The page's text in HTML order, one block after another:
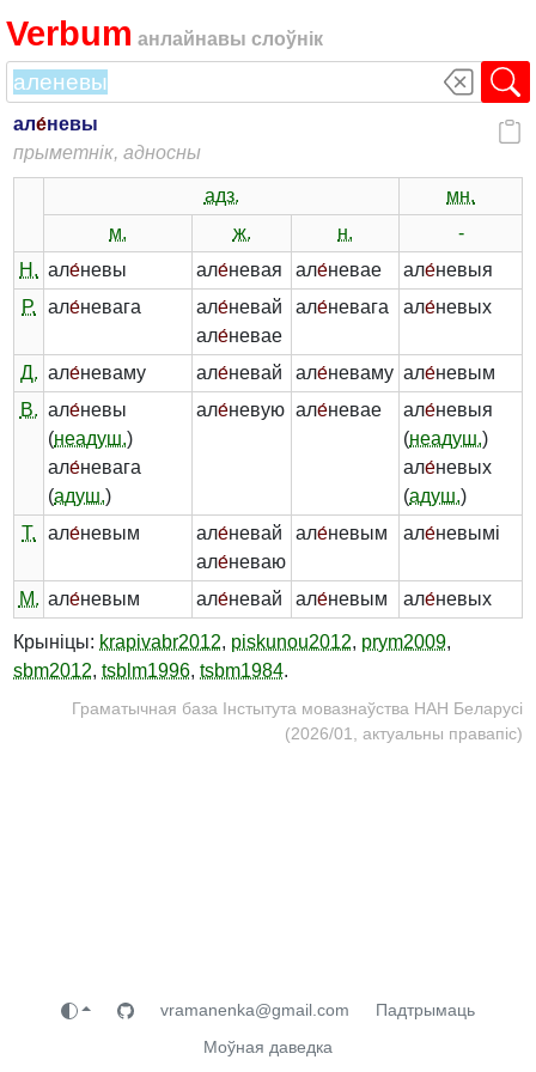
Verbum анлайнавы слоўнік
але́невы
прыметнік, адносны
адз.
мн.
м.
ж. н.
-
Н. але́невы але́невая але́невае але́невыя
Р.
але́невага але́невай
але́невае
але́невага але́невых
Д. але́неваму але́невай але́неваму але́невым
В. але́невы
(неадуш.)
але́невага
(адуш.)
але́невую але́невае але́невыя
(неадуш.)
але́невых
(адуш.)
Т.
але́невым але́невай
але́неваю
але́невым але́невымі
М. але́невым але́невай але́невым але́невых
Крыніцы: krapivabr2012, piskunou2012, prym2009,
sbm2012, tsblm1996, tsbm1984.
Граматычная база Інстытута мовазнаўства НАН Беларусі
(2026/01, актуальны правапіс)
vramanenka@gmail.com
Падтрымаць
Моўная даведка